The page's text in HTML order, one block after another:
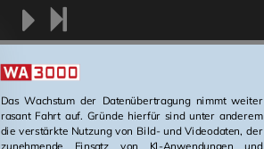
Das Wachs­tum der Da­ten­über­tra­gung nimmt wei­ter
ra­sant Fahrt auf. Grün­de hier­für sind unter an­de­rem
die ver­stärk­te Nut­zung von Bild- und Vi­deo­da­ten, der
zu­neh­men­de Ein­satz von KI-An­wen­dun­gen und